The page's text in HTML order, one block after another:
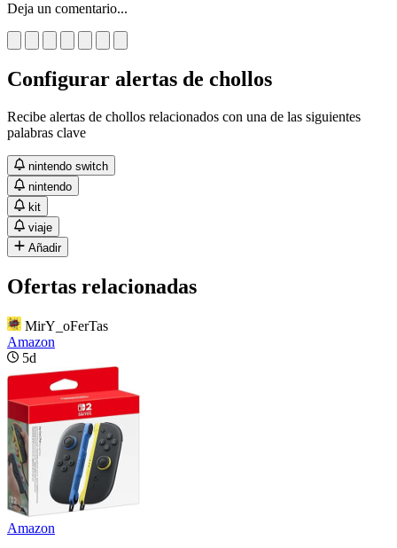
Deja un comentario...
Configurar alertas de chollos
Recibe alertas de chollos relacionados con una de las siguientes
palabras clave
nintendo switch
nintendo
kit
viaje
Añadir
Ofertas relacionadas
MirY_oFerTas
Amazon
5d
Amazon